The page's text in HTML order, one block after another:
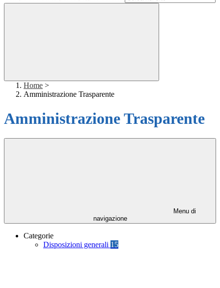
Home >
Amministrazione Trasparente
Amministrazione Trasparente
Menu di
navigazione
Categorie
Disposizioni generali 15